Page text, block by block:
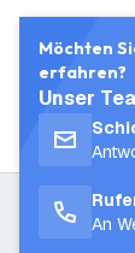
Möchten Sie mehr über Beleuchtungonline.de
erfahren?
Unser
An